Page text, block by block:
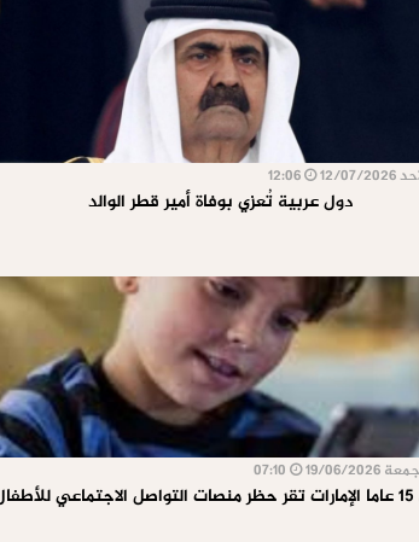
07/2026
دول عربية تُعزي بوفاة أمير قطر الوالد
19/06/2026